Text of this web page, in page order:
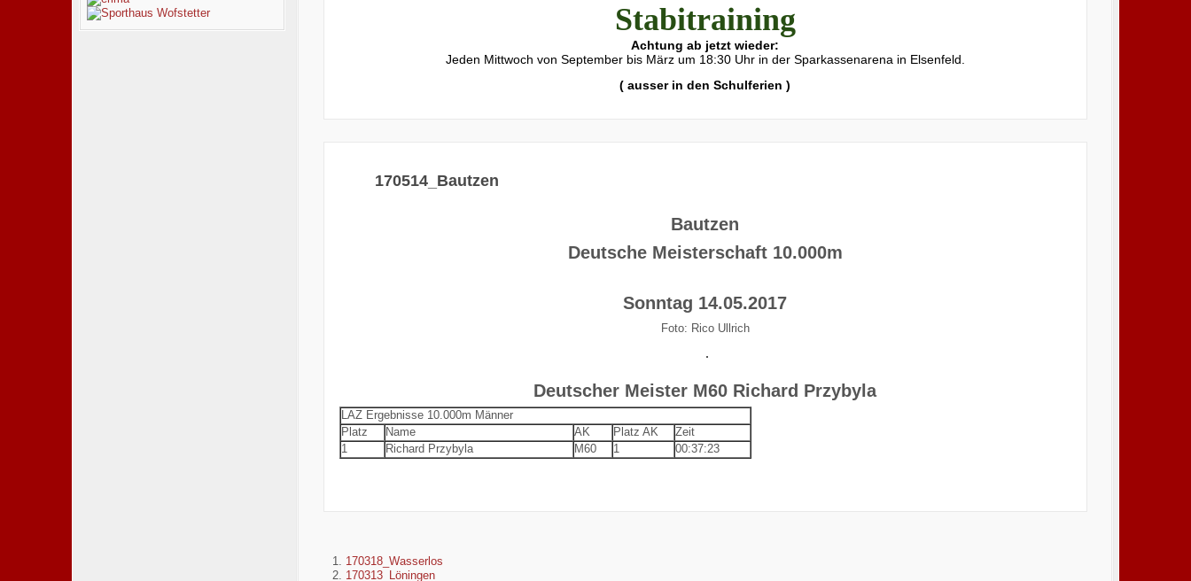
Stabitraining
Achtung ab jetzt wieder:
Jeden Mittwoch von September bis März um 18:30 Uhr in der Sparkassenarena in Elsenfeld.
( ausser in den Schulferien )
170514_Bautzen
Bautzen
Deutsche Meisterschaft 10.000m
Sonntag 14.05.2017
Foto: Rico Ullrich
Deutscher Meister M60 Richard Przybyla
LAZ Ergebnisse 10.000m Männer
Platz
Name AK Platz AK
Zeit
1
Richard Przybyla M60 1 00:37:23
170318_Wasserlos
170313_Löningen